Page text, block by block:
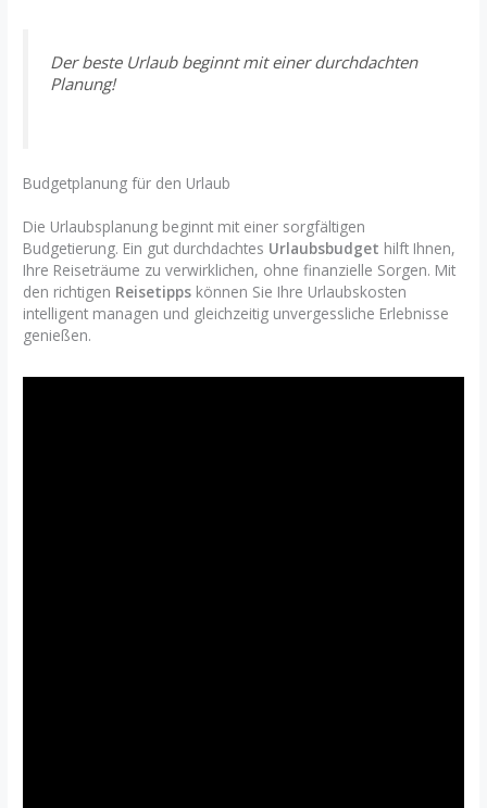
Der beste Urlaub beginnt mit einer durchdachten
Planung!
Budgetplanung für den Urlaub
Die Urlaubsplanung beginnt mit einer sorgfältigen
Budgetierung. Ein gut durchdachtes Urlaubsbudget hilft Ihnen,
Ihre Reiseträume zu verwirklichen, ohne finanzielle Sorgen. Mit
den richtigen Reisetipps können Sie Ihre Urlaubskosten
intelligent managen und gleichzeitig unvergessliche Erlebnisse
genießen.